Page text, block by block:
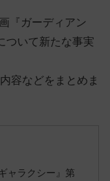
『ガーディアン
ついて新たな事実
容などをまとめま
ャラクシー』第